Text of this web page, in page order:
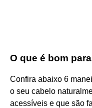
O que é bom
Confira abaixo 6
o seu cabelo
acessíveis e que são